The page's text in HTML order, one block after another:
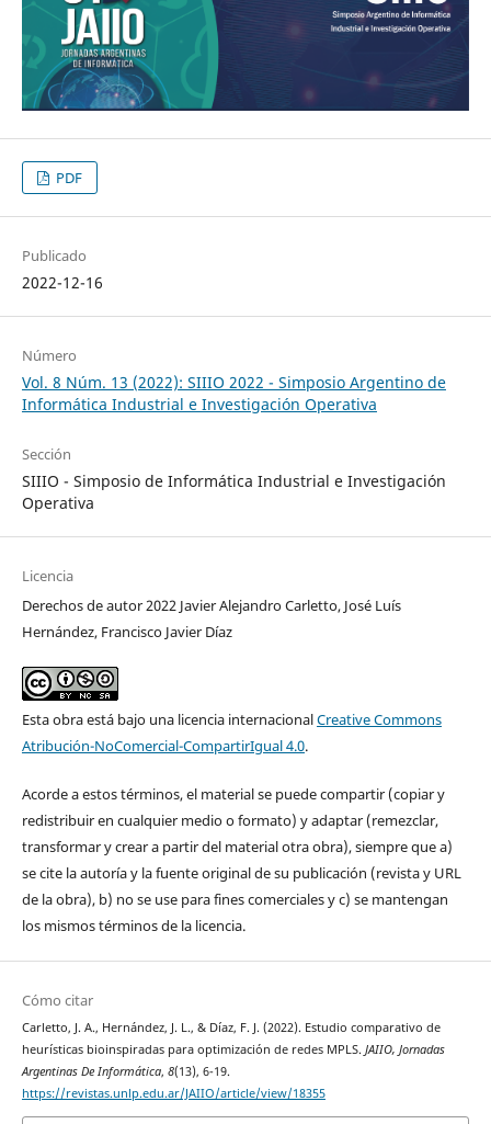
PDF
Publicado
2022-12-16
Número
Vol. 8 Núm. 13 (2022): SIIIO 2022 - Simposio Argentino de
Informática Industrial e Investigación Operativa
Sección
SIIIO - Simposio de Informática Industrial e Investigación
Operativa
Licencia
Derechos de autor 2022 Javier Alejandro Carletto, José Luís
Hernández, Francisco Javier Díaz
Esta obra está bajo una licencia internacionalCreative Commons
Atribución-NoComercial-CompartirIgual 4.0.
Acorde a estos términos, el material se puede compartir (copiar y
redistribuir en cualquier medio o formato) y adaptar (remezclar,
transformar y crear a partir del material otra obra), siempre que a)
se cite la autoría y la fuente original de su publicación (revista y URL
de la obra), b) no se use para fines comerciales y c) se mantengan
los mismos términos de la licencia.
Cómo citar
Carletto, J. A., Hernández, J. L., & Díaz, F. J. (2022). Estudio comparativo de
heurísticas bioinspiradas para optimización de redes MPLS. JAIIO, Jornadas
Argentinas De Informática, 8(13), 6-19.
https://revistas.unlp.edu.ar/JAIIO/article/view/18355